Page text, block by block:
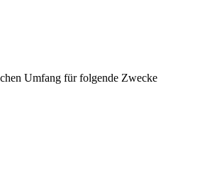
Umfang für folgende Zwecke